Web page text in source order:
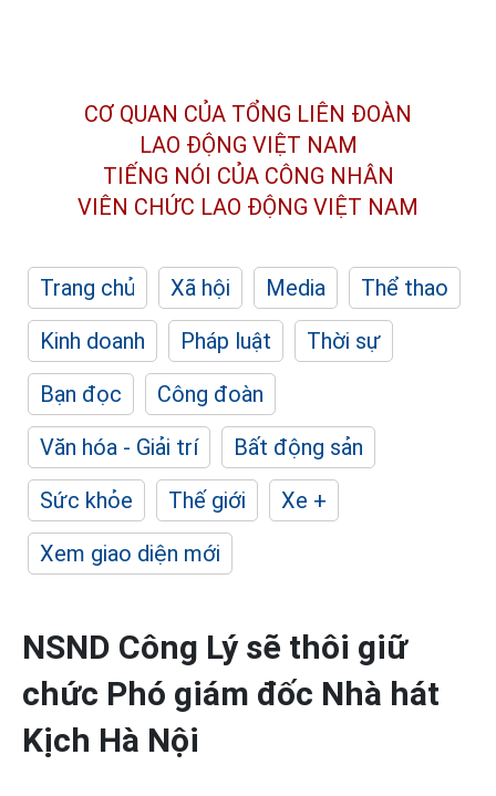
CƠ QUAN CỦA TỔNG LIÊN ĐOÀN
LAO ĐỘNG VIỆT NAM
TIẾNG NÓI CỦA CÔNG NHÂN
VIÊN CHỨC LAO ĐỘNG VIỆT NAM
Trang chủ Xã hội Media
Thể thao
Kinh doanh
Pháp luật
Thời sự
Bạn đọc
Công đoàn
Văn hóa - Giải trí
Bất động sản
Sức khỏe
Thế giới
Xe +
Xem giao diện mới
NSND Công Lý sẽ thôi giữ
chức Phó giám đốc Nhà hát
Kịch Hà Nội